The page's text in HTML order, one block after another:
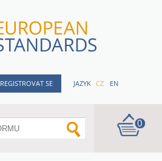
REGISTROVAT SE JAZYK CZ EN
0